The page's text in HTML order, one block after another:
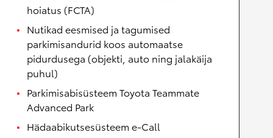
hoiatus (FCTA)
Nutikad eesmised ja tagumised
parkimisandurid koos automaatse
pidurdusega (objekti, auto ning jalakäija
puhul)
Parkimisabisüsteem Toyota Teammate
Advanced Park
Hädaabikutsesüsteem e-Call